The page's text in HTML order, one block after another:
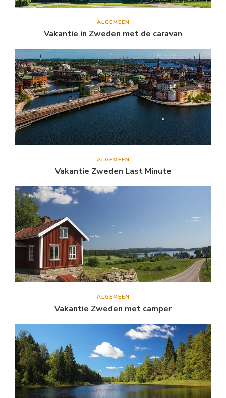
ALGEMEEN
Vakantie in Zweden met de caravan
ALGEMEEN
Vakantie Zweden Last Minute
ALGEMEEN
Vakantie Zweden met camper